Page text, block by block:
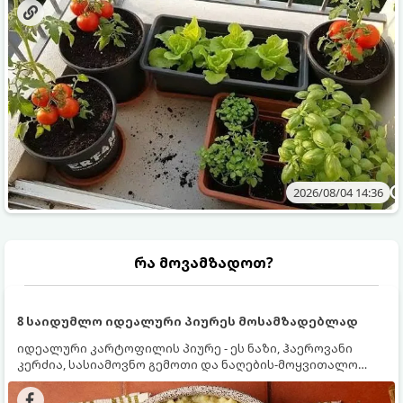
2026/08/04 14:36
რა მოვამზადოთ?
8 საიდუმლო იდეალური პიურეს მოსამზადებლად
იდეალური კარტოფილის პიურე - ეს ნაზი, ჰაეროვანი
კერძია, სასიამოვნო გემოთი და ნაღების-მოყვითალო
ფერით. მისი მომზადება ძალიან მარტივია, მაგრამ
არსებობს რამდენიმე საიდუმლო, რომლებიც უნდა